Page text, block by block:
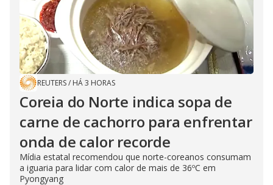
REUTERS/ HÁ 3 HORAS
Coreia do Norte indica sopa de
carne de cachorro para enfrentar
onda de calor recorde
Mídia estatal recomendou que norte-coreanos consumam
a iguaria para lidar com calor de mais de 36ºC em
Pyongyang